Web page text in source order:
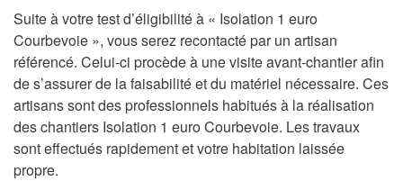
Suite à votre test d’éligibilité à « Isolation 1 euro
Courbevoie », vous serez recontacté par un artisan
référencé. Celui-ci procède à une visite avant-chantier afin
de s’assurer de la faisabilité et du matériel nécessaire. Ces
artisans sont des professionnels habitués à la réalisation
des chantiers Isolation 1 euro Courbevoie. Les travaux
sont effectués rapidement et votre habitation laissée
propre.